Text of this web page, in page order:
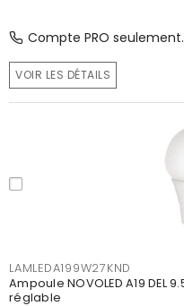
Compte PRO
VOIR LES DÉTAILS
LAMLEDA199W27KND
Ampoule NOVOLED A19 DEL
réglable